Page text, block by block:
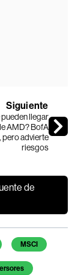
Siguiente
llegar
AMD? BofA
pero advierte
riesgos
de
MSCI